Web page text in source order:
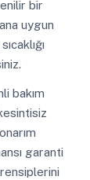
bir
uygun
bakım
garanti